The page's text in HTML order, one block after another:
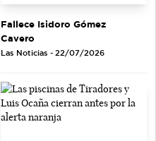
Fallece Isidoro Gómez
Cavero
Las Noticias - 22/07/2026